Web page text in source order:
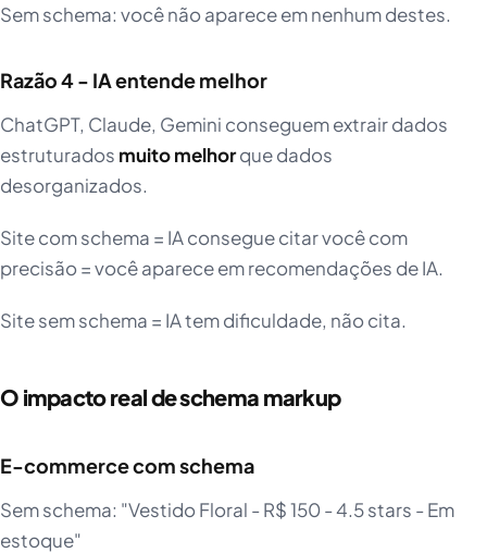
Sem schema: você não aparece em nenhum destes.
Razão 4 - IA entende melhor
ChatGPT, Claude, Gemini conseguem extrair dados
estruturados muito melhorque dados
desorganizados.
Site com schema = IA consegue citar você com
precisão = você aparece em recomendações de IA.
Site sem schema = IA tem dificuldade, não cita.
O impacto real de schema markup
E-commerce com schema
Sem schema: "Vestido Floral - R$ 150 - 4.5 stars - Em
estoque"